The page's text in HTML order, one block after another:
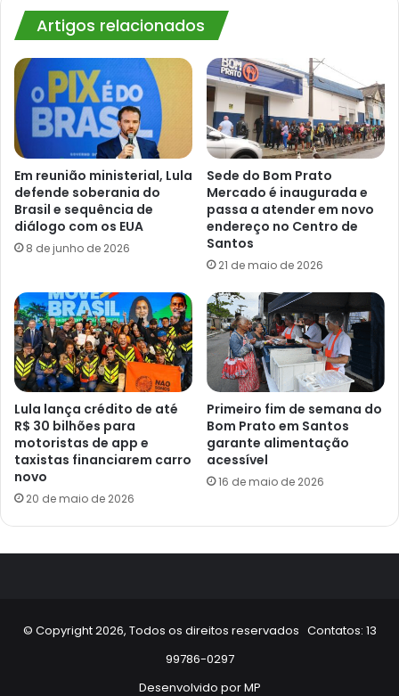
Orla Artigos relacionados
Em reunião ministerial, Lula
defende soberania do
Brasil e sequência de
diálogo com os EUA
8 de junho de 2026
Sede do Bom Prato
Mercado é inaugurada e
passa a atender em novo
endereço no Centro de
Santos
21 de maio de 2026
Lula lança crédito de até
R$ 30 bilhões para
motoristas de app e
taxistas financiarem carro
novo
20 de maio de 2026
Primeiro fim de semana do
Bom Prato em Santos
garante alimentação
acessível
16 de maio de 2026
© Copyright 2026, Todos os direitos reservados Contatos: 13
99786-0297
Desenvolvido porMP